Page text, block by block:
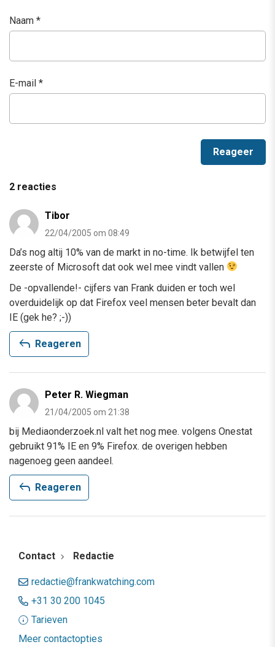
Naam *
E-mail *
2 reacties
Tibor
22/04/2005 om 08:49
Da’s nog altij 10% van de markt in no-time. Ik betwijfel ten
zeerste of Microsoft dat ook wel mee vindt vallen
De -opvallende!- cijfers van Frank duiden er toch wel
overduidelijk op dat Firefox veel mensen beter bevalt dan
IE (gek he? ;-))
reply Reageren
Peter R. Wiegman
21/04/2005 om 21:38
bij Mediaonderzoek.nl valt het nog mee. volgens Onestat
gebruikt 91% IE en 9% Firefox. de overigen hebben
nagenoeg geen aandeel.
reply Reageren
Contact Redactie
redactie@frankwatching.com
+31 30 200 1045
Tarieven
Meer contactopties